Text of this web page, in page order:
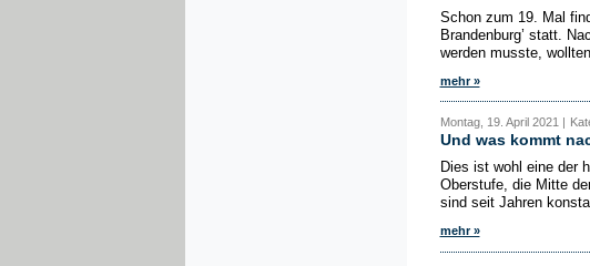
Schon zum 19. Mal
Brandenburg’ statt.
werden musste,
mehr »
Montag, 19. April 2021 |
Und was kommt
Dies ist wohl eine der
Oberstufe, die Mitte
sind seit Jahren
mehr »